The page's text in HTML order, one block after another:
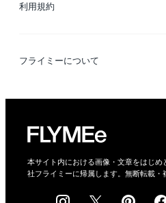
利用規約
利用規約
フライミーについて
会社概要
本サイト内における画像・文章をはじ
社フライミーに帰属します。無断転載・